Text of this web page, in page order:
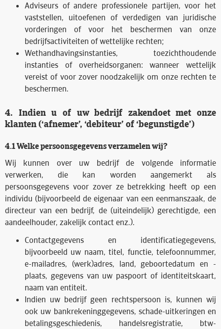
Adviseurs of andere professionele partijen, voor het
vaststellen, uitoefenen of verdedigen van juridische
vorderingen of voor het beschermen van onze
bedrijfsactiviteiten of wettelijke rechten;
Wethandhavingsinstanties, toezichthoudende
instanties of overheidsorganen: wanneer wettelijk
vereist of voor zover noodzakelijk om onze rechten te
beschermen.
4. Indien u of uw bedrijf zakendoet met onze
klanten (‘afnemer’, ‘debiteur’ of ‘begunstigde’)
4.1 Welke persoonsgegevens verzamelen wij?
Wij kunnen over uw bedrijf de volgende informatie
verwerken, die kan worden aangemerkt als
persoonsgegevens voor zover ze betrekking heeft op een
individu (bijvoorbeeld de eigenaar van een eenmanszaak, de
directeur van een bedrijf, de (uiteindelijk) gerechtigde, een
aandeelhouder, zakelijk contact enz.).
Contactgegevens en identificatiegegevens,
bijvoorbeeld uw naam, titel, functie, telefoonnummer,
e-mailadres, (werk)adres, land, geboortedatum en -
plaats, gegevens van uw paspoort of identiteitskaart,
naam van entiteit.
Indien uw bedrijf geen rechtspersoon is, kunnen wij
ook uw bankrekeninggegevens, schade-uitkeringen en
betalingsgeschiedenis, handelsregistratie, btw-